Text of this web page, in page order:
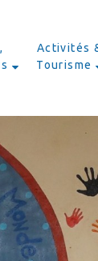
Activités
Tourisme